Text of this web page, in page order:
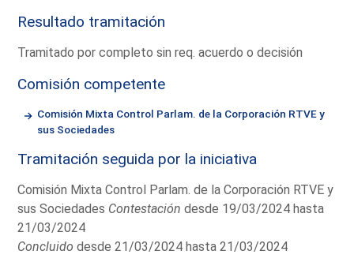
Resultado tramitación
Tramitado por completo sin req. acuerdo o decisión
Comisión competente
Comisión Mixta Control Parlam. de la Corporación RTVE y
sus Sociedades
Tramitación seguida por la iniciativa
Comisión Mixta Control Parlam. de la Corporación RTVE y
sus Sociedades Contestación desde 19/03/2024 hasta
21/03/2024
Concluido desde 21/03/2024 hasta 21/03/2024